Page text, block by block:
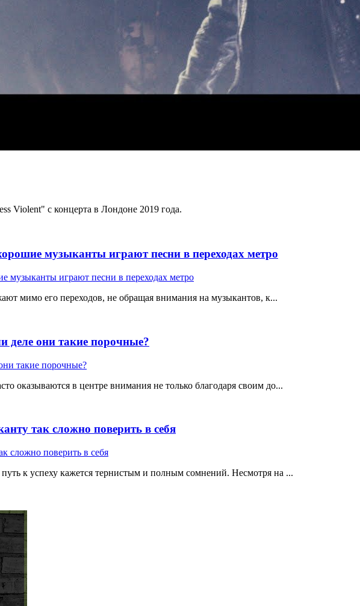
Violent" с концерта в Лондоне 2019 года.
музыканты играют песни в переходах метро
мимо его переходов, не обращая внимания на музыкантов, к...
деле они такие порочные?
оказываются в центре внимания не только благодаря своим до...
так сложно поверить в себя
к успеху кажется тернистым и полным сомнений. Несмотря на ...